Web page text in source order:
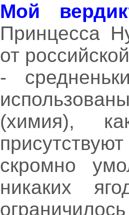
Мой
Принцесса
от
-
(химия),
скромно
никаких
ограничилось